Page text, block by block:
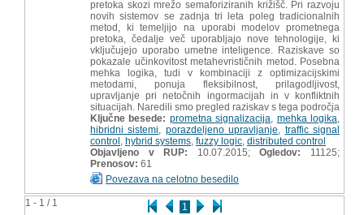
1 - 1 / 1 1
pretoka skozi mrežo semaforiziranih križišč. Pri razvoju
novih sistemov se zadnja tri leta poleg tradicionalnih
metod, ki temeljijo na uporabi modelov prometnega
pretoka, čedalje več uporabljajo nove tehnologije, ki
vključujejo uporabo umetne inteligence. Raziskave so
pokazale učinkovitost metahevrističnih metod. Posebna
mehka logika, tudi v kombinaciji z optimizacijskimi
metodami, ponuja fleksibilnost, prilagodljivost,
upravljanje pri netočnih ingormacijah in v konfliktnih
situacijah. Naredili smo pregled raziskav s tega področja
Ključne besede: prometna signalizacija mehka logika
hibridni sistemi
porazdeljeno upravljanje
traffic signal
control hybrid systems fuzzy logic distributed control
Objavljeno v RUP: 10.07.2015;Ogledov:
11125;
Prenosov: 61
Povezava na celotno besedilo